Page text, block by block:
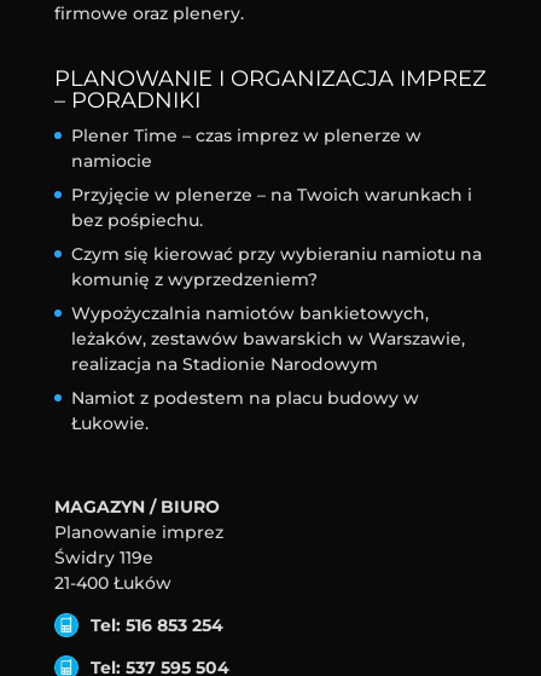
firmowe oraz plenery.
PLANOWANIE I ORGANIZACJA IMPREZ
– PORADNIKI
Plener Time – czas imprez w plenerze w
namiocie
Przyjęcie w plenerze – na Twoich warunkach i
bez pośpiechu.
Czym się kierować przy wybieraniu namiotu na
komunię z wyprzedzeniem?
Wypożyczalnia namiotów bankietowych,
leżaków, zestawów bawarskich w Warszawie,
realizacja na Stadionie Narodowym
Namiot z podestem na placu budowy w
Łukowie.
MAGAZYN / BIURO
Planowanie imprez
Świdry 119e
21-400 Łuków
Tel: 516 853 254
Tel: 537 595 504